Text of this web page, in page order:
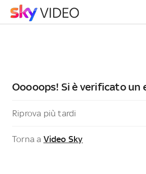
Ooooops! Si è verificato un
Riprova più tardi
Torna a Video Sky